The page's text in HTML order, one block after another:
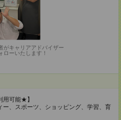
がキャリアアドバイザー
ローいたします！
用可能★】
、スポーツ、ショッピング、学習、育